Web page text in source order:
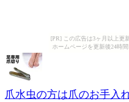
[PR] この広告は3ヶ月以上更
ホームページを更新後24時
爪水虫の方は爪のお手入